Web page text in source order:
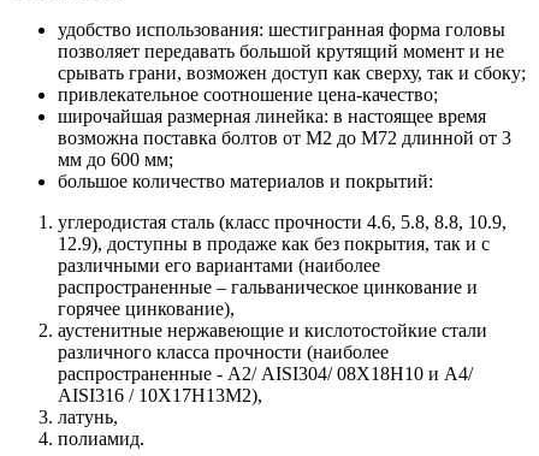
удобство использования: шестигранная форма головы
позволяет передавать большой крутящий момент и не
срывать грани, возможен доступ как сверху, так и сбоку;
привлекательное соотношение цена-качество;
широчайшая размерная линейка: в настоящее время
возможна поставка болтов от М2 до М72 длинной от 3
мм до 600 мм;
большое количество материалов и покрытий:
углеродистая сталь (класс прочности 4.6, 5.8, 8.8, 10.9,
12.9), доступны в продаже как без покрытия, так и с
различными его вариантами (наиболее
распространенные – гальваническое цинкование и
горячее цинкование),
аустенитные нержавеющие и кислотостойкие стали
различного класса прочности (наиболее
распространенные - А2/ AISI304/ 08Х18Н10 и A4/
AISI316 / 10Х17H13M2),
латунь,
полиамид.